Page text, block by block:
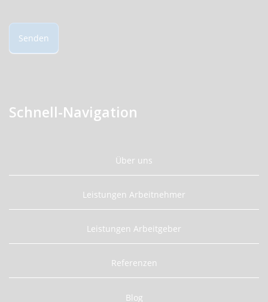
Senden
Schnell-Navigation
Über uns
Leistungen Arbeitnehmer
Leistungen Arbeitgeber
Referenzen
Blog